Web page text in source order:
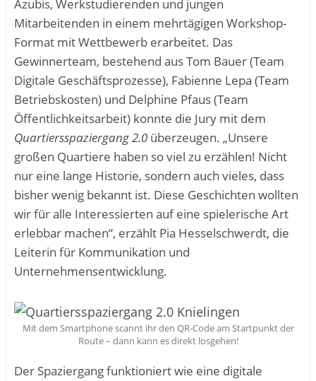
Azubis, Werkstudierenden und jungen
Mitarbeitenden in einem mehrtägigen Workshop-
Format mit Wettbewerb erarbeitet. Das
Gewinnerteam, bestehend aus Tom Bauer (Team
Digitale Geschäftsprozesse), Fabienne Lepa (Team
Betriebskosten) und Delphine Pfaus (Team
Öffentlichkeitsarbeit) konnte die Jury mit dem
Quartiersspaziergang 2.0 überzeugen. „Unsere
großen Quartiere haben so viel zu erzählen! Nicht
nur eine lange Historie, sondern auch vieles, dass
bisher wenig bekannt ist. Diese Geschichten wollten
wir für alle Interessierten auf eine spielerische Art
erlebbar machen“, erzählt Pia Hesselschwerdt, die
Leiterin für Kommunikation und
Unternehmensentwicklung.
Mit dem Smartphone scannt ihr den QR-Code am Startpunkt der
Route – dann kann es direkt losgehen!
Der Spaziergang funktioniert wie eine digitale